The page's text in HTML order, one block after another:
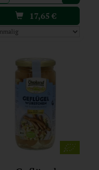
17,65€